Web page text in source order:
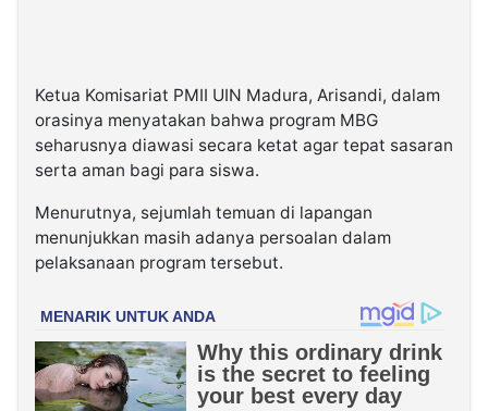
Ketua Komisariat PMII UIN Madura, Arisandi, dalam
orasinya menyatakan bahwa program MBG
seharusnya diawasi secara ketat agar tepat sasaran
serta aman bagi para siswa.
Menurutnya, sejumlah temuan di lapangan
menunjukkan masih adanya persoalan dalam
pelaksanaan program tersebut.